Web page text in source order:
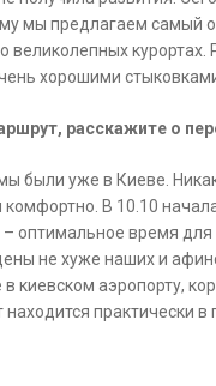
мы предлагаем самый
великолепных курортах.
хорошими
расскажите о
были уже в Киеве.
В 10.10
оптимальное время для
не хуже наших и
киевском аэропорту,
практически в